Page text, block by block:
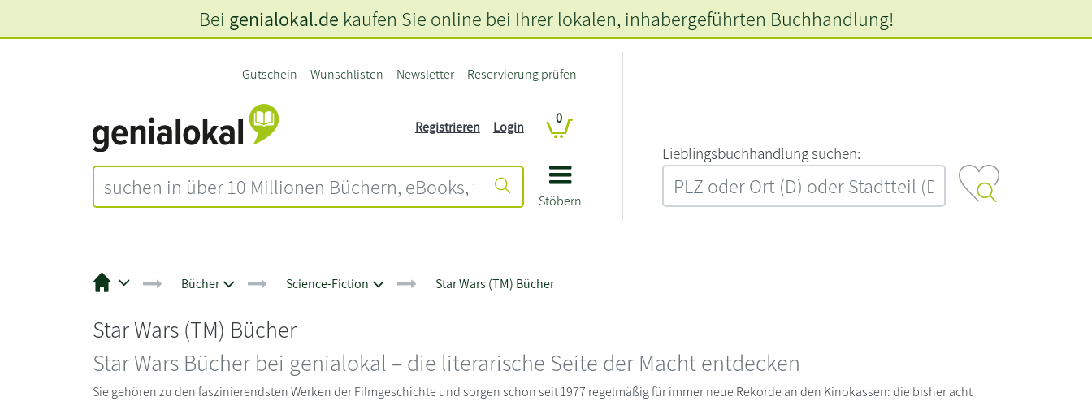
Stöbern
Gutschein Wunschlisten Newsletter Reservierung prüfen
Registrieren Login
0
L‍i‍e‍b‍l‍i‍n‍g‍s‍b‍u‍c‍h‍h‍a‍n‍d‍l‍u‍n‍g‍ ‍s‍u‍c‍h‍e‍n‍:‍
Bei genialokal.de kaufen Sie online bei Ihrer lokalen, inhabergeführten Buchhandlung!
Bücher Science-Fiction Star Wars (TM) Bücher
Star Wars (TM) Bücher
Star Wars Bücher bei genialokal – die literarische Seite der Macht entdecken
Sie gehören zu den faszinierendsten Werken der Filmgeschichte und sorgen schon seit 1977 regelmäßig für immer neue Rekorde an den Kinokassen: die bisher acht